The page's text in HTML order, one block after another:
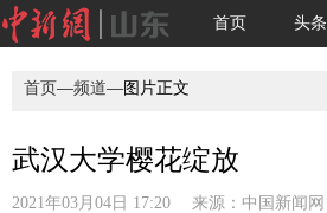
首页 头条
首页—频道—图片正文
武汉大学樱花绽放
2021年03月04日 17:20 来源： 中国新闻网